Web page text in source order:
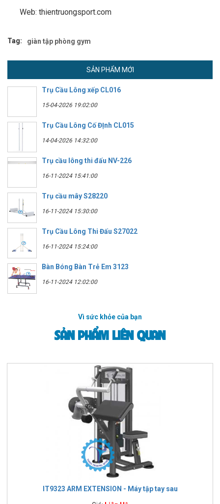
Web: thientruongsport.com
Tag: giàn tập phòng gym
SẢN PHẨM MỚI
Trụ Cầu Lông xếp CL016
15-04-2026 19:02:00
Trụ Cầu Lông Cố ĐỊnh CL015
14-04-2026 14:32:00
Trụ cầu lông thi đấu NV-226
16-11-2024 15:41:00
Trụ cầu mây S28220
16-11-2024 15:30:00
Trụ Cầu Lông Thi Đấu S27022
16-11-2024 15:24:00
Bàn Bóng Bàn Trẻ Em 3123
16-11-2024 12:02:00
Vì sức khỏe của bạn
SẢN PHẨM LIÊN QUAN
IT9323 ARM EXTENSION - Máy tập tay sau